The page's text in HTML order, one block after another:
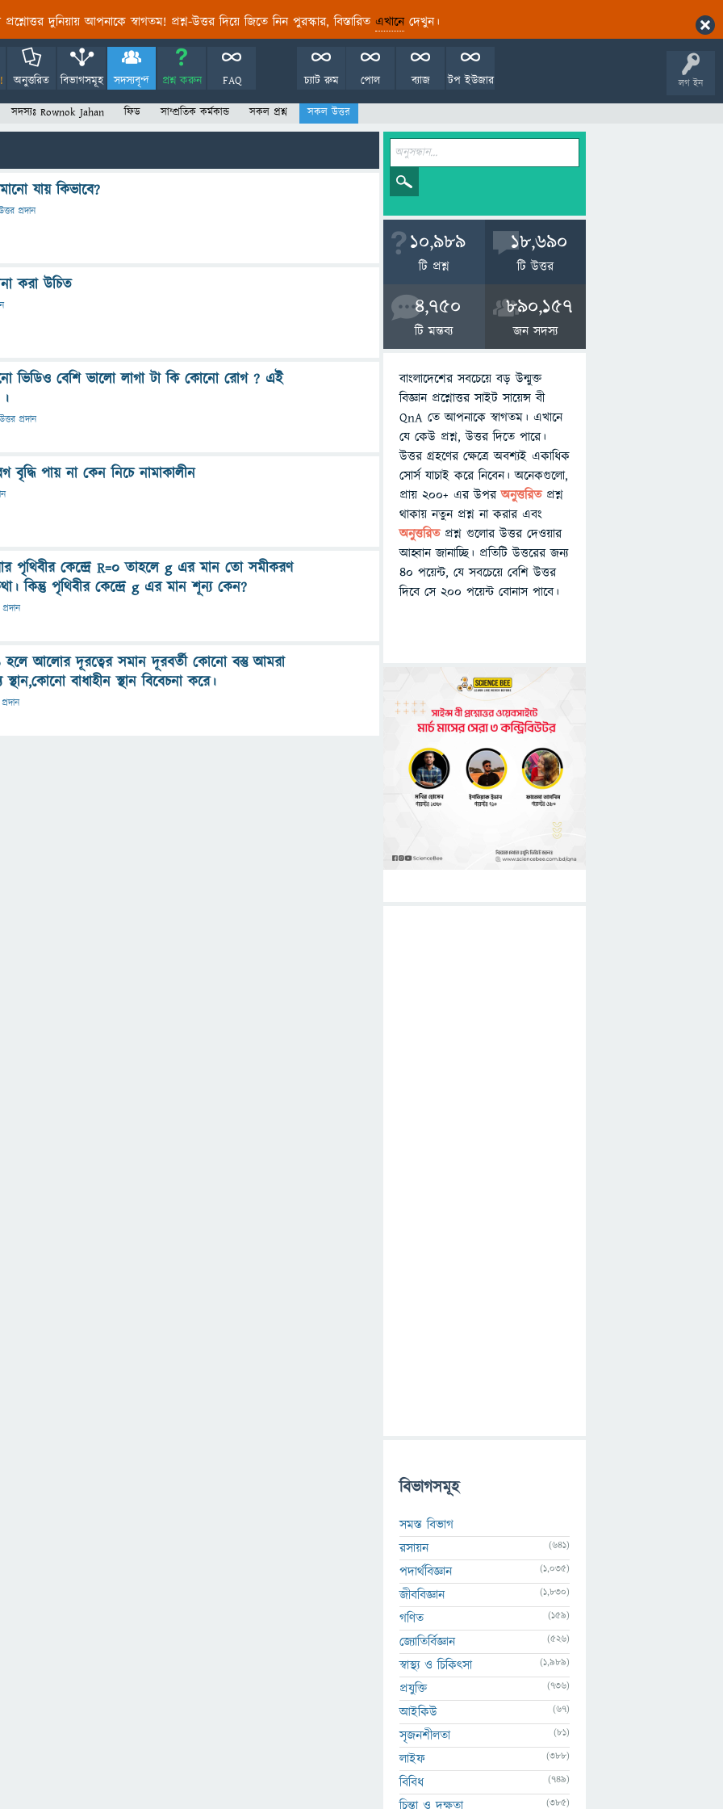
প্রশ্নোত্তর দুনিয়ায় আপনাকে স্বাগতম! প্রশ্ন-উত্তর দিয়ে জিতে নিন পুরস্কার, বিস্তারিত এখানেদেখুন।
লগ ইন
অনুত্তরিত বিভাগসমূহ সদস্যবৃন্দ প্রশ্ন করুন FAQ টপ ইউজার
ব্যাজ
পোল
চ্যাট রুম
সদস্যঃ Rownok Jahan ফিড সাম্প্রতিক কর্মকান্ড সকল প্রশ্ন সকল উত্তর
যায় কিভাবে?
প্রদান
করা উচিত
ভিডিও বেশি ভালো লাগা টা কি কোনো রোগ ? এই
উত্তর প্রদান
বৃদ্ধি পায় না কেন নিচে নামাকালীন
পৃথিবীর কেন্দ্রে R=0 তাহলে g এর মান তো সমীকরণ
কিন্তু পৃথিবীর কেন্দ্রে g এর মান শূন্য কেন?
আলোর দূরত্বের সমান দূরবর্তী কোনো বস্তু আমরা
বাধাহীন স্থান বিবেচনা করে।
10,989
টি প্রশ্ন
18,690
টি উত্তর
4,750
টি মন্তব্য
890,157
জন সদস্য
বাংলাদেশের সবচেয়ে বড় উন্মুক্ত
বিজ্ঞান প্রশ্নোত্তর সাইট সায়েন্স বী
QnA তে আপনাকে স্বাগতম। এখানে
যে কেউ প্রশ্ন, উত্তর দিতে পারে।
উত্তর গ্রহণের ক্ষেত্রে অবশ্যই একাধিক
সোর্স যাচাই করে নিবেন। অনেকগুলো,
প্রায় ২০০+ এর উপরঅনুত্তরিতপ্রশ্ন
থাকায় নতুন প্রশ্ন না করার এবং
অনুত্তরিত প্রশ্ন গুলোর উত্তর দেওয়ার
আহ্বান জানাচ্ছি। প্রতিটি উত্তরের জন্য
৪০ পয়েন্ট, যে সবচেয়ে বেশি উত্তর
দিবে সে ২০০ পয়েন্ট বোনাস পাবে।
বিভাগসমূহ
সমস্ত বিভাগ
রসায়ন
(641)
পদার্থবিজ্ঞান (1,035)
জীববিজ্ঞান (1,830)
গণিত (159)
জ্যোতির্বিজ্ঞান (526)
স্বাস্থ্য ও চিকিৎসা (1,989)
প্রযুক্তি (736)
আইকিউ (67)
সৃজনশীলতা (81)
লাইফ (388)
বিবিধ (749)
চিন্তা ও দক্ষতা (385)